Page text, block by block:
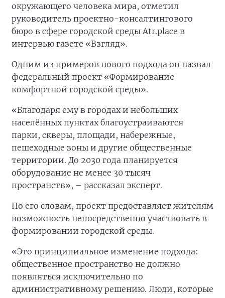
окружающего человека мира, отметил
руководитель проектно-консалтингового
бюро в сфере городской среды Atr.place в
интервью газете «Взгляд».
Одним из примеров нового подхода он назвал
федеральный проект «Формирование
комфортной городской среды».
«Благодаря ему в городах и небольших
населённых пунктах благоустраиваются
парки, скверы, площади, набережные,
пешеходные зоны и другие общественные
территории. До 2030 года планируется
оборудование не менее 30 тысяч
пространств», – рассказал эксперт.
По его словам, проект предоставляет жителям
возможность непосредственно участвовать в
формировании городской среды.
«Это принципиальное изменение подхода:
общественное пространство не должно
появляться исключительно по
административному решению. Люди, которые